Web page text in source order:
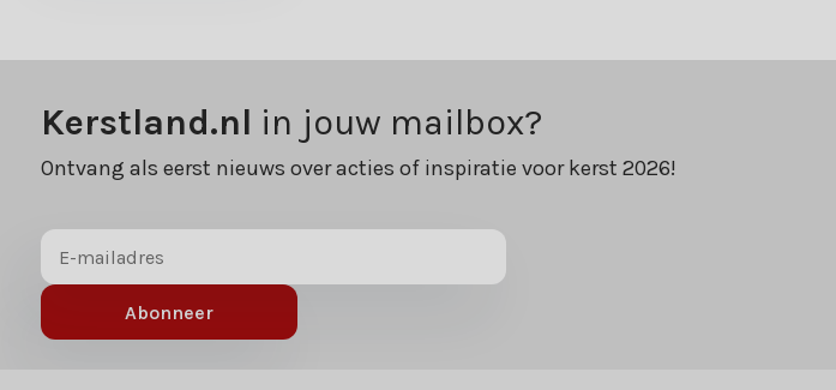
Kerstland.nl in jouw mailbox?
Ontvang als eerst nieuws over acties of inspiratie voor kerst 2026!
Abonneer